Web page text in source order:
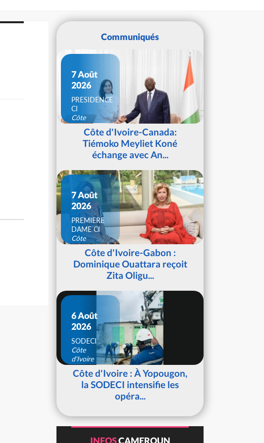
Communiqués
7 Août
2026
PRESIDENCE
CI
Côte
d'IvoireCôte d'Ivoire-Canada:
Tiémoko Meyliet Koné
échange avec An...
7 Août
2026
PREMIERE
DAME CI
Côte
d'IvoireCôte d'Ivoire-Gabon :
Dominique Ouattara reçoit
Zita Oligu...
6 Août
2026
SODECI
Côte
d'Ivoire
Côte d'Ivoire : À Yopougon,
la SODECI intensifie les
opéra...
INFOSCAMEROUN